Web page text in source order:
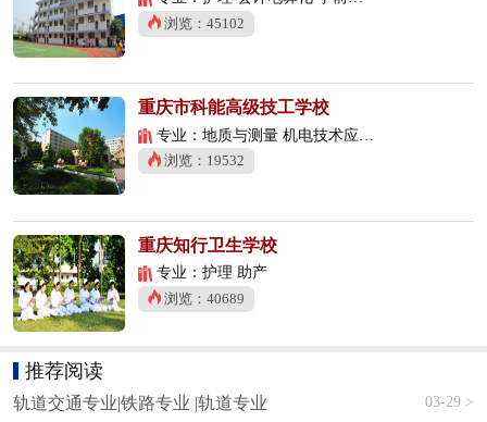
浏览：45102
重庆市科能高级技工学校
专业：地质与测量 机电技术应用 数控技术应用
浏览：19532
重庆知行卫生学校
专业：护理 助产
浏览：40689
推荐阅读
轨道交通专业|铁路专业 |轨道专业 03-29 >